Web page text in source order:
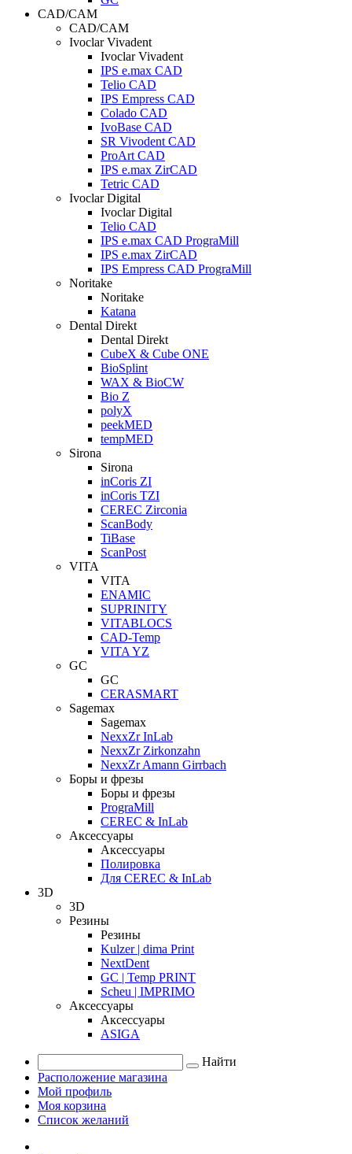
CAD/CAM
CAD/CAM
Ivoclar Vivadent
Ivoclar Vivadent
IPS e.max CAD
Telio CAD
IPS Empress CAD
Colado CAD
IvoBase CAD
SR Vivodent CAD
ProArt CAD
IPS e.max ZirCAD
Tetric CAD
Ivoclar Digital
Ivoclar Digital
Telio CAD
IPS e.max CAD PrograMill
IPS e.max ZirCAD
IPS Empress CAD PrograMill
Noritake
Noritake
Katana
Dental Direkt
Dental Direkt
CubeX & Cube ONE
BioSplint
WAX & BioCW
Bio Z
polyX
peekMED
tempMED
Sirona
Sirona
inCoris ZI
inCoris TZI
CEREC Zirconia
ScanBody
TiBase
ScanPost
VITA
VITA
ENAMIC
SUPRINITY
VITABLOCS
CAD-Temp
VITA YZ
GC
GC
CERASMART
Sagemax
Sagemax
NexxZr InLab
NexxZr Zirkonzahn
NexxZr Amann Girrbach
Боры и фрезы
Боры и фрезы
PrograMill
CEREC & InLab
Аксессуары
Аксессуары
Полировка
Для CEREC & InLab
3D
3D
Резины
Резины
Kulzer | dima Print
NextDent
GC | Temp PRINT
Scheu | IMPRIMO
Аксессуары
Аксессуары
ASIGA
Найти
Расположение магазина
Мой профиль
Моя корзина
Список желаний